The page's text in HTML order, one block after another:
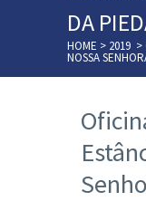
DA
HOME > 2019 >
NOSSA